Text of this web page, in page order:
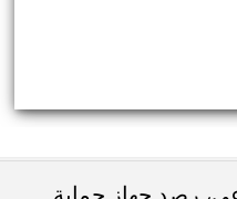
يعتمد جدول إمتحانات